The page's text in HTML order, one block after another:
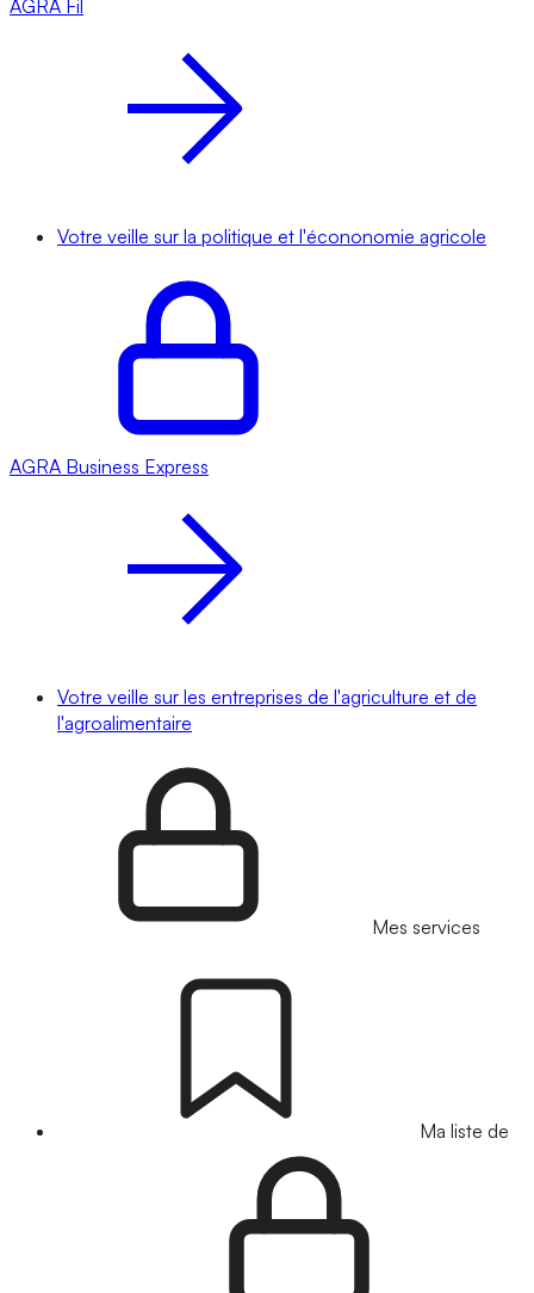
AGRA Fil
Votre veille sur la politique et l'écononomie agricole
AGRA Business Express
Votre veille sur les entreprises de l'agriculture et de
l'agroalimentaire
Mes services
Ma liste de